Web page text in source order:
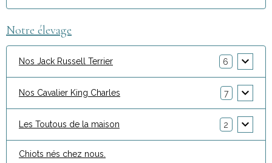
Notre élevage
Nos Jack Russell Terrier 6
Nos Cavalier King Charles 7
Les Toutous de la maison 2
Chiots nés chez nous.